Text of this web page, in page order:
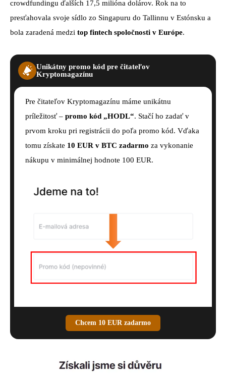
crowdfundingu ďalších 17,5 milióna dolárov. Rok na to
presťahovala svoje sídlo zo Singapuru do Tallinnu v Estónsku a
bola zaradená medzi top fintech spoločnosti v Európe.
Unikátny promo kód pre čitateľov
Kryptomagazínu
Pre čitateľov Kryptomagazínu máme unikátnu
príležitosť – promo kód „HODL“. Stačí ho zadať v
prvom kroku pri registrácii do poľa promo kód. Vďaka
tomu získate 10 EUR v BTC zadarmo za vykonanie
nákupu v minimálnej hodnote 100 EUR.
Chcem 10 EUR zadarmo